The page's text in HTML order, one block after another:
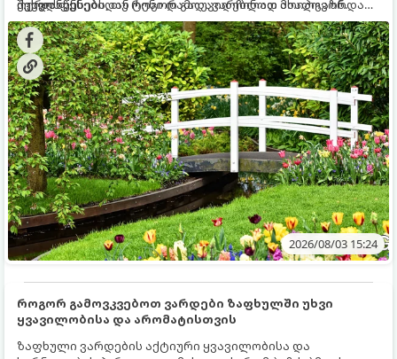
ქვედა ფენებიდან ტენი დამოუკიდებლად მოიპოვონ.
შეხვდნენ.
ოქროს წესებს, თუ როგორ გადავარჩინოთ ახალგაზრდა
ხეები ზაფხულის სიცხეში:
2026/08/03 15:24
როგორ გამოვკვებოთ ვარდები ზაფხულში უხვი
ყვავილობისა და არომატისთვის
ზაფხული ვარდების აქტიური ყვავილობისა და